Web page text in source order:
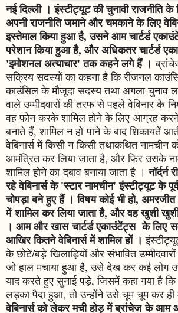
नई दिल्ली । इंस्टीट्यूट की चुनावी राजनीति
अपनी राजनीति जमाने और चमकाने के लिए
इस्तेमाल किया हुआ है, उसने आम चार्टर्ड
परेशान किया हुआ है, और अधिकतर चार्टर्ड
'इमोशनल अत्याचार' तक कहने लगे हैं ।
सक्रिय सदस्यों का कहना है कि रीजनल
काउंसिल के मौजूदा सदस्य तथा अगला चुनाव
वाले उम्मीदवारों की तरफ से पहले वेबिनार के
वह फोन करके शामिल होने के लिए आग्रह
बनाते हैं, शामिल न हो पाने के बाद शिकायतें
वेबिनार्स में किसी न किसी तथाकथित
आमंत्रित कर लिया जाता है, और फिर उसके
शामिल होने का दबाव बनाया जाता है ।
रहे वेबिनार्स के 'स्टार नामचीन' इंस्टीट्यूट के
चोपड़ा बने हुए हैं । विषय कोई भी हो, अमरजीत
में शामिल कर लिया जाता है, और वह खुशी
। आम और खास चार्टर्ड एकाउंटेंट्स के लिए
आखिर कितने वेबिनार्स में शामिल हों ।
के छोटे/बड़े खिलाड़ियों और संभावित
जो हाल मचाया हुआ है, उसे देख कर कई लोग
याद करते हुए सुनाई पड़े, जिसमें कहा गया है कि
लड़का पैदा हुआ, तो उन्होंने उसे चूम चूम कर ही
वेबिनार्स को लेकर मची होड़ में ब्रांचेज के आम